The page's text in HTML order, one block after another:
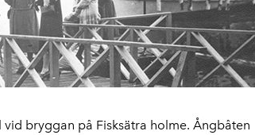
bryggan på Fisksätra holme. Ångbåten